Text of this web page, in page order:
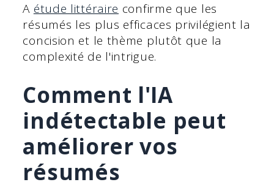
A étude littéraire confirme que les
résumés les plus efficaces privilégient la
concision et le thème plutôt que la
complexité de l'intrigue.
Comment l'IA
indétectable peut
améliorer vos
résumés